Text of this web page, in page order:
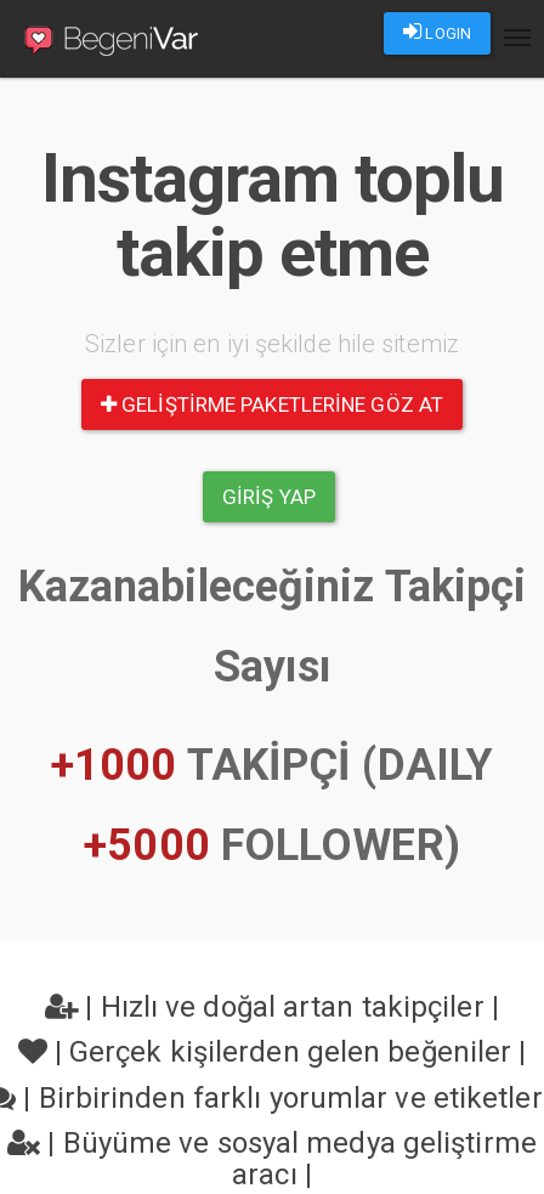
LOGIN
Instagram toplu
takip etme
Sizler için en iyi şekilde hile sitemiz
GELIŞTIRME PAKETLERINE GÖZ AT
GIRIŞ YAP
Kazanabileceğiniz Takipçi
Sayısı
+1000 TAKİPÇİ (DAILY
+5000 FOLLOWER)
| Hızlı ve doğal artan takipçiler |
| Gerçek kişilerden gelen beğeniler |
| Birbirinden farklı yorumlar ve
| Büyüme ve sosyal medya geliştirme
aracı |